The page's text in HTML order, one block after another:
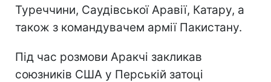
Туреччини, Саудівської Аравії, Катару, а
також з командувачем армії Пакистану.
Під час розмови Аракчі закликав
союзників США у Перській затоці